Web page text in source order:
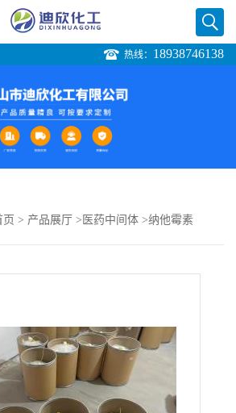
热线： 18938746138
页 > 产品展厅 > 医药中间体 >纳他霉素